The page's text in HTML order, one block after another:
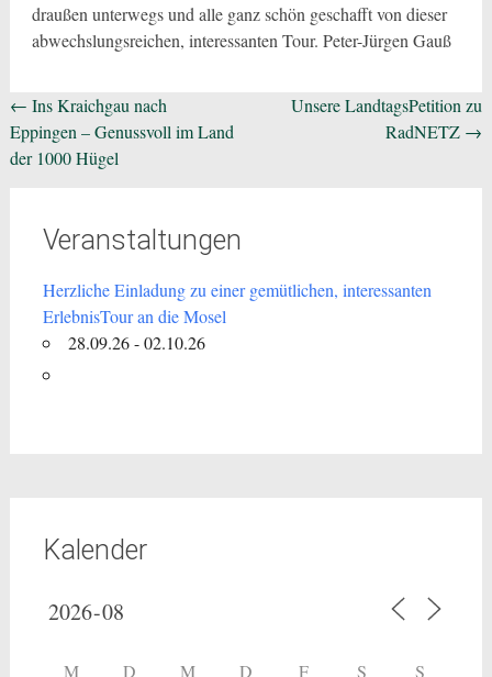
draußen unterwegs und alle ganz schön geschafft von dieser
abwechslungsreichen, interessanten Tour. Peter-Jürgen Gauß
Beitragsnavigation
← Ins Kraichgau nach
Eppingen – Genussvoll im Land
der 1000 Hügel
Unsere LandtagsPetition zu
RadNETZ →
Veranstaltungen
Herzliche Einladung zu einer gemütlichen, interessanten
ErlebnisTour an die Mosel
28.09.26 - 02.10.26
Kalender
M D M D F S S